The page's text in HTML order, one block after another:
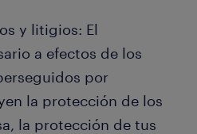
y litigios: El
a efectos de los
por
la protección de los
la protección de tus